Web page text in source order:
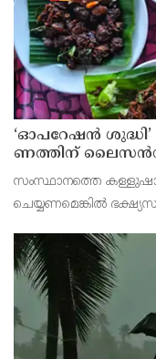
‘ഓ​പ​റേ​ഷ​ൻ
ണ​ത്തി​ന് ലൈ​സ​ൻ​സ്
സംസ്ഥാനത്തെ
ചെയ്യണമെങ്കിൽ
പരിശോധന
ചെയ്യുന്ന സ്ഥാപനങ്